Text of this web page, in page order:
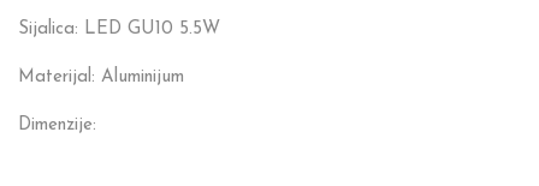
Sijalica: LED GU10 5.5W
Materijal: Aluminijum
Dimenzije: